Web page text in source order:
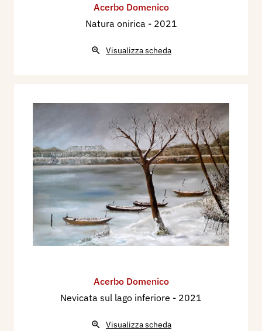
Acerbo Domenico
Natura onirica - 2021
Visualizza scheda
Acerbo Domenico
Nevicata sul lago inferiore - 2021
Visualizza scheda